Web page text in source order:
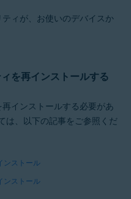
ィが、お使いのデバイスか
を再インストールする
インストールする必要があ
は、以下の記事をご参照くだ
ンストール
ンストール